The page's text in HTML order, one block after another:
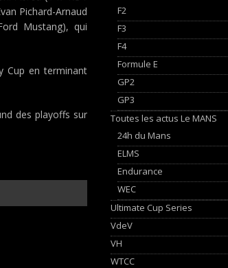
Pichard-Arnaud
Mustang), qui
Cup en terminant
des playoffs sur
F2
F3
F4
Formule E
GP2
GP3
Toutes les actus Le MANS
24h du Mans
ELMS
Endurance
WEC
Ultimate Cup Series
VdeV
VH
WTCC